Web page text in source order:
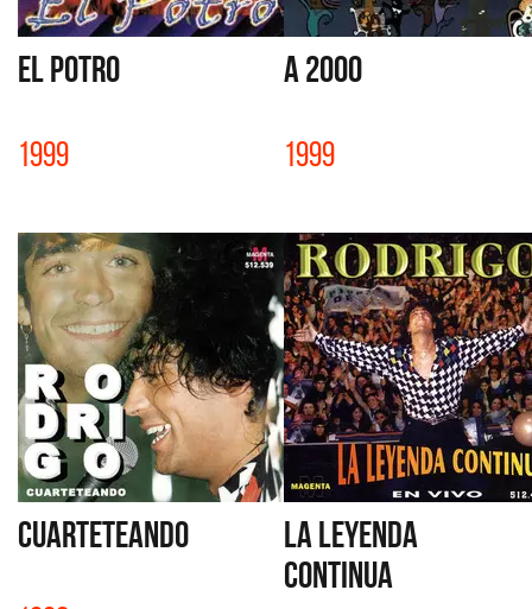
EL POTRO
1999
A 2000
1999
CUARTETEANDO
LA LEYENDA
CONTINUA